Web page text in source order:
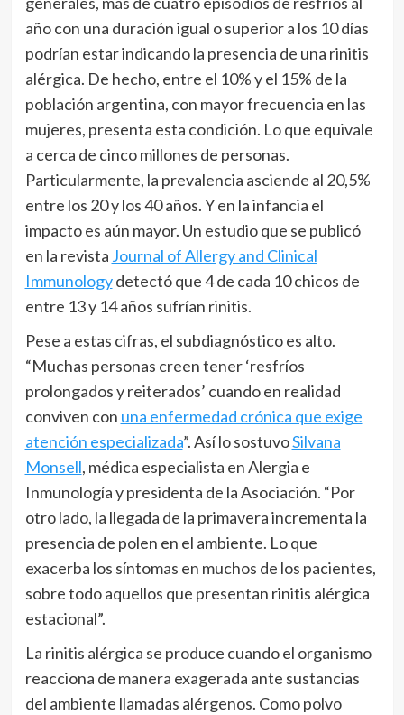
año con una duración igual o superior a los 10 días
podrían estar indicando la presencia de una rinitis
alérgica. De hecho, entre el 10% y el 15% de la
población argentina, con mayor frecuencia en las
mujeres, presenta esta condición. Lo que equivale
a cerca de cinco millones de personas.
Particularmente, la prevalencia asciende al 20,5%
entre los 20 y los 40 años. Y en la infancia el
impacto es aún mayor. Un estudio que se publicó
en la revista Journal of Allergy and Clinical
Immunologydetectó que 4 de cada 10 chicos de
entre 13 y 14 años sufrían rinitis.
Pese a estas cifras, el subdiagnóstico es alto.
“Muchas personas creen tener ‘resfríos
prolongados y reiterados’ cuando en realidad
conviven con una enfermedad crónica que exige
atención especializada”. Así lo sostuvoSilvana
Monsell, médica especialista en Alergia e
Inmunología y presidenta de la Asociación. “Por
otro lado, la llegada de la primavera incrementa la
presencia de polen en el ambiente. Lo que
exacerba los síntomas en muchos de los pacientes,
sobre todo aquellos que presentan rinitis alérgica
estacional”.
La rinitis alérgica se produce cuando el organismo
reacciona de manera exagerada ante sustancias
del ambiente llamadas alérgenos. Como polvo